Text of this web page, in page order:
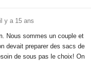
il y a 15 ans
Nous sommes un couple et
devait preparer des sacs de
de sous pas le choix! On